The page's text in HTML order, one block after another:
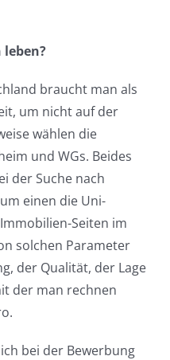
braucht man als
um nicht auf der
wählen die
und WGs. Beides
der Suche nach
einen die Uni-
Seiten im
solchen Parameter
der Qualität, der Lage
der man rechnen
bei der Bewerbung